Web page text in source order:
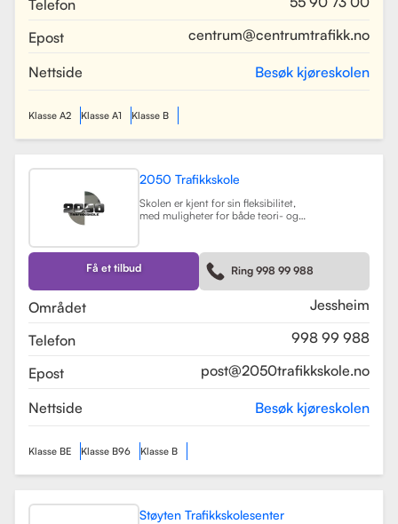
elevene best mulig til oppkjøring.
Gjennom en kombinasjon av teori
gjøre prosessen med å ta førerkort
både enkel og trygg for alle elever.
Telefon
Epost
centrum@centrumtrafikk.no
Nettside Besøk kjøreskolen
Klasse A2 Klasse A1 Klasse B
2050 Trafikkskole
Skolen er kjent for sin fleksibilitet,
med muligheter for både teori- og
undervisningsmetoder og et
engasjert team, har 2050
Trafikkskole som mål å hjelpe elever
med å bli trygge og kompetente
Få et tilbud Ring 998 99 988
Området
Jessheim
Telefon
998 99 988
Epost
post@2050trafikkskole.no
Nettside Besøk kjøreskolen
Klasse BE Klasse B96 Klasse B
Støyten Trafikkskolesenter